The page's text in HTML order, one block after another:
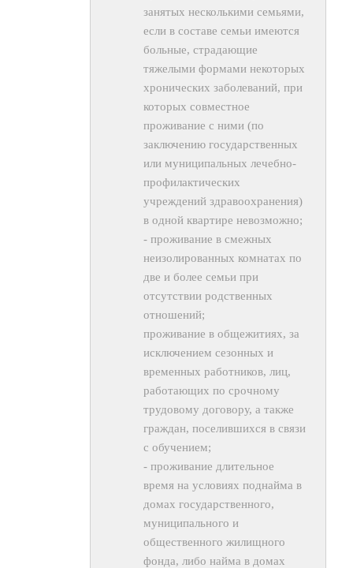
занятых несколькими семьями,
если в составе семьи имеются
больные, страдающие
тяжелыми формами некоторых
хронических заболеваний, при
которых совместное
проживание с ними (по
заключению государственных
или муниципальных лечебно-
профилактических
учреждений здравоохранения)
в одной квартире невозможно;
- проживание в смежных
неизолированных комнатах по
две и более семьи при
отсутствии родственных
отношений;
проживание в общежитиях, за
исключением сезонных и
временных работников, лиц,
работающих по срочному
трудовому договору, а также
граждан, поселившихся в связи
с обучением;
- проживание длительное
время на условиях поднайма в
домах государственного,
муниципального и
общественного жилищного
фонда, либо найма в домах